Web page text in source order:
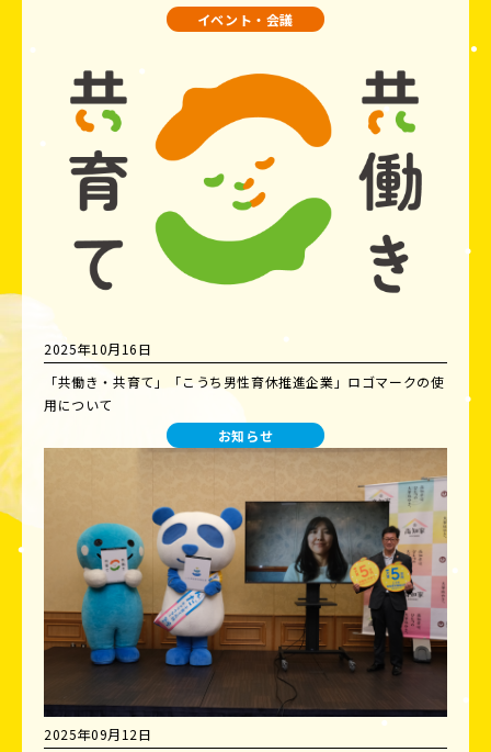
イベント・会議
2025年10月16日
「共働き・共育て」「こうち男性育休推進企業」ロゴマークの使
用について
お知らせ
2025年09月12日